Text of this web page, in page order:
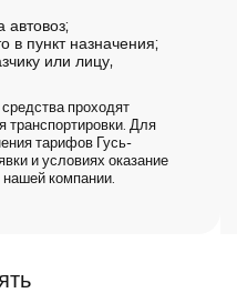
автовоз;
в пункт назначения;
или лицу,
проходят
транспортировки. Для
тарифов Гусь-
и условиях оказание
компании.